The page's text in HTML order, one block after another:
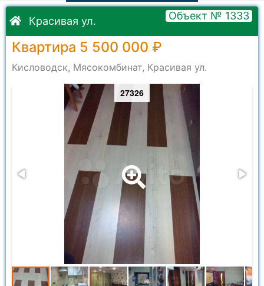
Красивая ул. Объект № 1333
Квартира 5 500 000 ₽
Кисловодск, Мясокомбинат, Красивая ул.
27326